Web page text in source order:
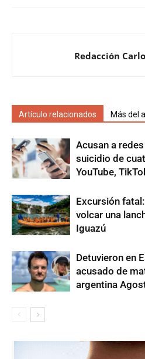
Redacción
Artículo relacionados Más del
Acusan a
suicidio de
YouTube,
Excursión
volcar una
Iguazú
Detuvieron en
acusado de
argentina